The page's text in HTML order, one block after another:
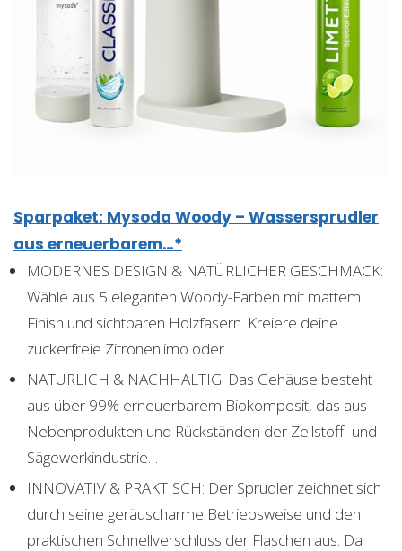
Sparpaket: Mysoda Woody – Wassersprudler
aus erneuerbarem…*
MODERNES DESIGN & NATÜRLICHER GESCHMACK:
Wähle aus 5 eleganten Woody-Farben mit mattem
Finish und sichtbaren Holzfasern. Kreiere deine
zuckerfreie Zitronenlimo oder…
NATÜRLICH & NACHHALTIG: Das Gehäuse besteht
aus über 99% erneuerbarem Biokomposit, das aus
Nebenprodukten und Rückständen der Zellstoff- und
Sägewerkindustrie…
INNOVATIV & PRAKTISCH: Der Sprudler zeichnet sich
durch seine geräuscharme Betriebsweise und den
praktischen Schnellverschluss der Flaschen aus. Da